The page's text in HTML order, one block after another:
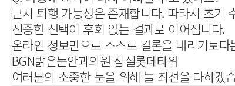
근시 퇴행 가능성은 존재합니다. 따라서 초기
신중한 선택이 후회 없는 결과로 이어집니다.
온라인 정보만으로 스스로 결론을 내리기보
BGN밝은눈안과의원 잠실롯데타워
여러분의 소중한 눈을 위해 늘 최선을 다하겠